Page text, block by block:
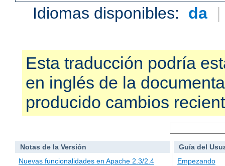
Idiomas disponibles: da |
Esta traducción podría
en inglés de la
producido cambios
Notas de la Versión
Nuevas funcionalidades en Apache 2.3/2.4
Guía del
Empezando